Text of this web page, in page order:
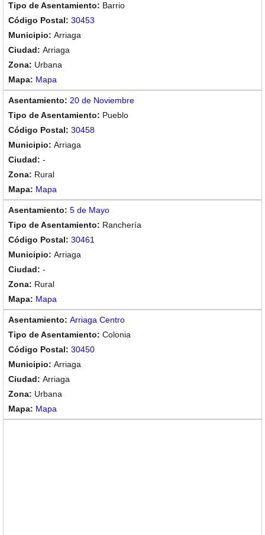
Barrio
30453
Arriaga
Arriaga
Urbana
Mapa
20 de Noviembre
Pueblo
30458
Arriaga
-
Rural
Mapa
5 de Mayo
Ranchería
30461
Arriaga
-
Rural
Mapa
Arriaga Centro
Colonia
30450
Arriaga
Arriaga
Urbana
Mapa